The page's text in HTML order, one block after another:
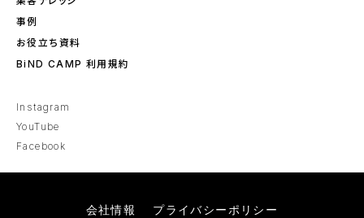
事例
お役立ち資料
BiND CAMP 利用規約
Instagram
YouTube
Facebook
会社情報
プライバシーポリシー